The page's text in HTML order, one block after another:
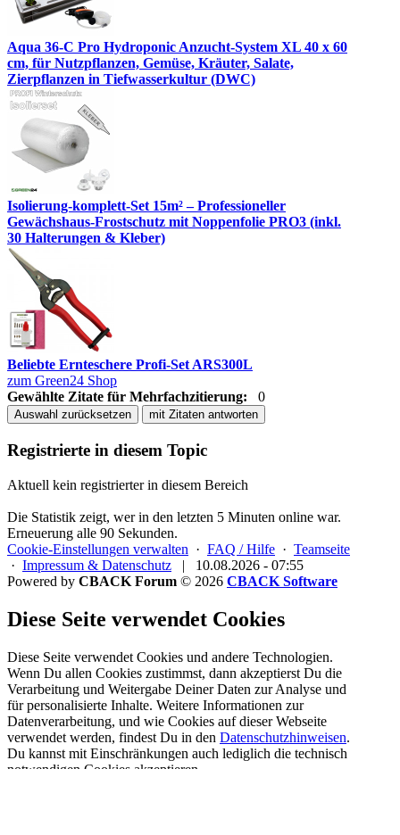
Aqua 36-C Pro Hydroponic Anzucht-System XL 40 x 60
cm, für Nutzpflanzen, Gemüse, Kräuter, Salate,
Zierpflanzen in Tiefwasserkultur (DWC)
Isolierung-komplett-Set 15m² – Professioneller
Gewächshaus-Frostschutz mit Noppenfolie PRO3 (inkl.
30 Halterungen & Kleber)
Beliebte Ernteschere Profi-Set ARS300L
zum Green24 Shop
Gewählte Zitate für Mehrfachzitierung:
0
Auswahl zurücksetzen mit Zitaten antworten
Registrierte in diesem Topic
Aktuell kein registrierter in diesem Bereich
Die Statistik zeigt, wer in den letzten 5 Minuten online war.
Erneuerung alle 90 Sekunden.
Cookie-Einstellungen verwalten · FAQ / Hilfe · Teamseite
· Impressum & Datenschutz |
10.08.2026 - 07:55
Powered by CBACK Forum © 2026 CBACK Software
Diese Seite verwendet Cookies
Diese Seite verwendet Cookies und andere Technologien.
Wenn Du allen Cookies zustimmst, dann akzeptierst Du die
Verarbeitung und Weitergabe Deiner Daten zur Analyse und
für personalisierte Inhalte. Weitere Informationen zur
Datenverarbeitung, und wie Cookies auf dieser Webseite
verwendet werden, findest Du in den Datenschutzhinweisen.
Du kannst mit Einschränkungen auch lediglich die technisch
notwendigen Cookies akzeptieren.